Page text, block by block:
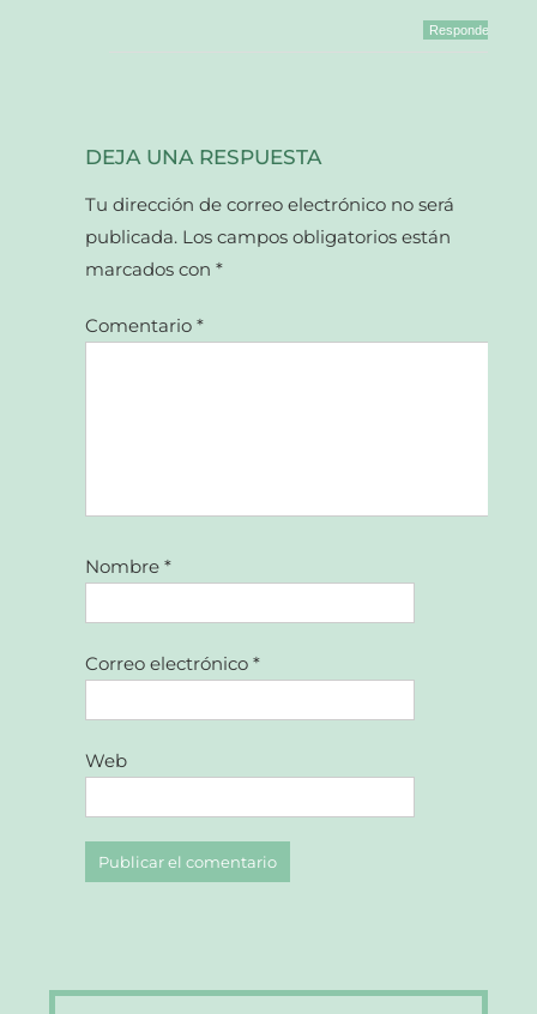
Responder
DEJA UNA RESPUESTA
Tu dirección de correo electrónico no será
publicada. Los campos obligatorios están
marcados con*
Comentario*
Nombre*
Correo electrónico*
Web